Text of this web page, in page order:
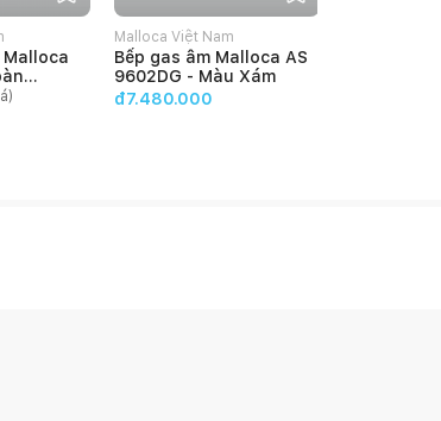
Malloca Việt Nam
Bếp gas âm Malloca AS
9602DG - Màu Xám
đ7.480.000